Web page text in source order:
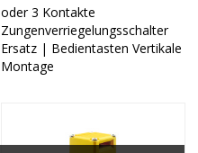
oder 3 Kontakte
Zungenverriegelungsschalter
Ersatz | Bedientasten Vertikale
Montage